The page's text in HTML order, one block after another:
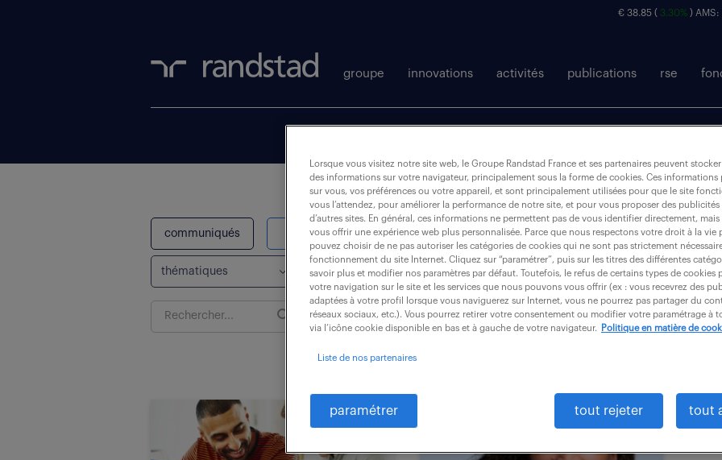
€ 38.85 ( 3.30% )
groupe innovations activités publications rse
communiqués études futur du travail points de vue
Rechercher
Rechercher
Lorsque vous visitez notre site web, le Groupe Randstad France et ses partenaires peuvent
des informations sur votre navigateur, principalement sous la forme de cookies. Ces informations
sur vous, vos préférences ou votre appareil, et sont principalement utilisées pour que le site
vous l’attendez, pour améliorer la performance de notre site, et pour vous proposer des publicités
d’autres sites. En général, ces informations ne permettent pas de vous identifier directement,
vous offrir une expérience web plus personnalisée. Parce que nous respectons votre droit à la vie
pouvez choisir de ne pas autoriser les catégories de cookies qui ne sont pas strictement
fonctionnement du site Internet. Cliquez sur “paramétrer”, puis sur les titres des différentes
savoir plus et modifier nos paramètres par défaut. Toutefois, le refus de certains types de cookies
votre navigation sur le site et les services que nous pouvons vous offrir (ex : vous recevrez des
adaptées à votre profil lorsque vous naviguerez sur Internet, vous ne pourrez pas partager du
réseaux sociaux, etc.). Vous pourrez retirer votre consentement ou modifier votre paramétrage à
via l’icône cookie disponible en bas et à gauche de votre navigateur.
Politique en matière de
Liste de nos partenaires
paramétrer tout rejeter tout